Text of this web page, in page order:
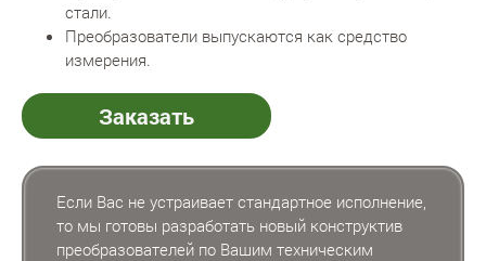
стали.
Преобразователи выпускаются как средство
измерения.
Заказать
Если Вас не устраивает стандартное исполнение,
то мы готовы разработать новый конструктив
преобразователей по Вашим техническим